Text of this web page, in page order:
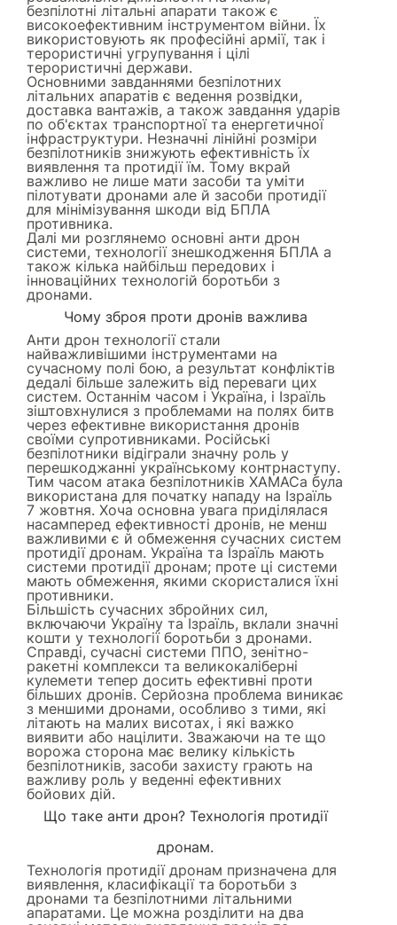
безпілотні літальні апарати також є
високоефективним інструментом війни. Їх
використовують як професійні армії, так і
терористичні угрупування і цілі
терористичні держави.
Основними завданнями безпілотних
літальних апаратів є ведення розвідки,
доставка вантажів, а також завдання ударів
по об'єктах транспортної та енергетичної
інфраструктури. Незначні лінійні розміри
безпілотників знижують ефективність їх
виявлення та протидії їм. Тому вкрай
важливо не лише мати засоби та уміти
пілотувати дронами але й засоби протидії
для мінімізування шкоди від БПЛА
противника.
Далі ми розглянемо основні анти дрон
системи, технології знешкодження БПЛА а
також кілька найбільш передових і
інноваційних технологій боротьби з
дронами.
Чому зброя проти дронів важлива
Анти дрон технології стали
найважливішими інструментами на
сучасному полі бою, а результат конфліктів
дедалі більше залежить від переваги цих
систем. Останнім часом і Україна, і Ізраїль
зіштовхнулися з проблемами на полях битв
через ефективне використання дронів
своїми супротивниками. Російські
безпілотники відіграли значну роль у
перешкоджанні українському контрнаступу.
Тим часом атака безпілотників ХАМАСа була
використана для початку нападу на Ізраїль
7 жовтня. Хоча основна увага приділялася
насамперед ефективності дронів, не менш
важливими є й обмеження сучасних систем
протидії дронам. Україна та Ізраїль мають
системи протидії дронам; проте ці системи
мають обмеження, якими скористалися їхні
противники.
Більшість сучасних збройних сил,
включаючи Україну та Ізраїль, вклали значні
кошти у технології боротьби з дронами.
Справді, сучасні системи ППО, зенітно-
ракетні комплекси та великокаліберні
кулемети тепер досить ефективні проти
більших дронів. Серйозна проблема виникає
з меншими дронами, особливо з тими, які
літають на малих висотах, і які важко
виявити або націлити. Зважаючи на те що
ворожа сторона має велику кількість
безпілотників, засоби захисту грають на
важливу роль у веденні ефективних
бойових дій.
Що таке анти дрон? Технологія протидії
дронам.
Технологія протидії дронам призначена для
виявлення, класифікації та боротьби з
дронами та безпілотними літальними
апаратами. Це можна розділити на два